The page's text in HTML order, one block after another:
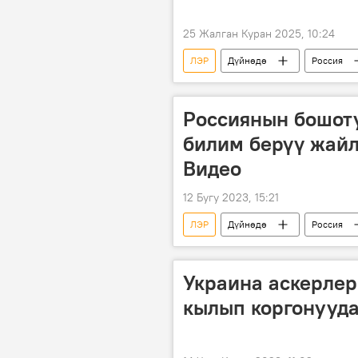
25 Жалган Куран 2025, 10:24
ЛЭР Дүйнөдө Россия
журналисттер
өлүм
Россиянын
билим берүү
Видео
12 Бугу 2023, 15:21
ЛЭР Дүйнөдө Россия
Россиянын Донбассты коргоо
Украина
кылып